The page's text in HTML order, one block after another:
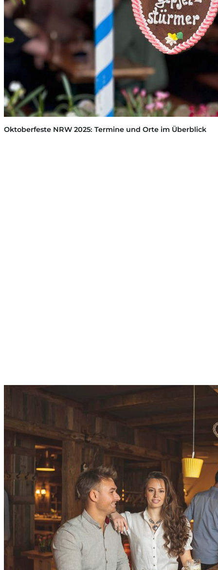
Oktoberfeste NRW 2025: Termine und Orte im Überblick